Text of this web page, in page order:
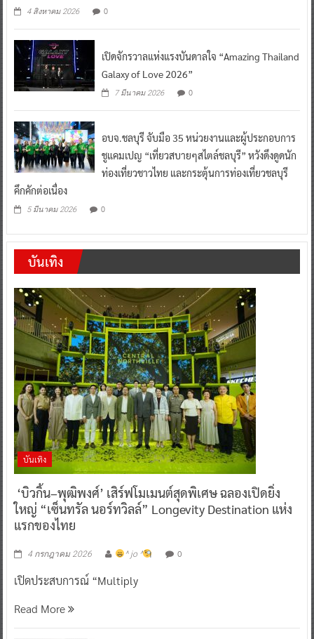
4 สิงหาคม 2026 0
เปิดจักรวาลแห่งแรงบันดาลใจ “Amazing Thailand
Galaxy of Love 2026”
7 มีนาคม 2026 0
อบจ.ชลบุรี จับมือ 35 หน่วยงานและผู้ประกอบการ
ชูแคมเปญ “เที่ยวสบายๆสไตล์ชลบุรี” หวังดึงดูดนัก
ท่องเที่ยวชาวไทย และกระตุ้นการท่องเที่ยวชลบุรี
คึกคักต่อเนื่อง
5 มีนาคม 2026 0
บันเทิง
บันเทิง
‘บิวกิ้น–พุฒิพงศ์’ เสิร์ฟโมเมนต์สุดพิเศษ ฉลองเปิดยิ่ง
ใหญ่ “เซ็นทรัล นอร์ทวิลล์” Longevity Destination แห่ง
แรกของไทย
4 กรกฎาคม 2026 ^ jo ^ 0
เปิดประสบการณ์ “Multiply
Read More